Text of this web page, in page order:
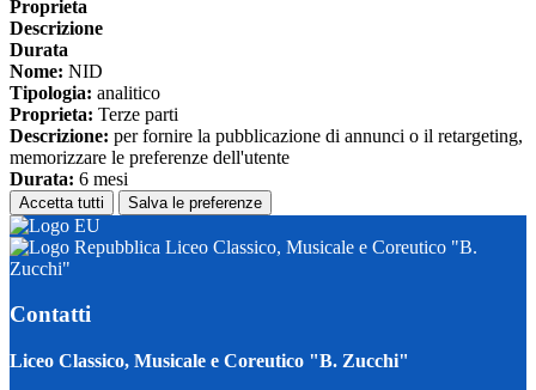
Proprieta
Descrizione
Durata
Nome: NID
Tipologia: analitico
Proprieta: Terze parti
Descrizione: per fornire la pubblicazione di annunci o il retargeting,
memorizzare le preferenze dell'utente
Durata: 6 mesi
Accetta tutti Salva le preferenze
Liceo Classico, Musicale e Coreutico "B.
Zucchi"
Contatti
Liceo Classico, Musicale e Coreutico "B. Zucchi"